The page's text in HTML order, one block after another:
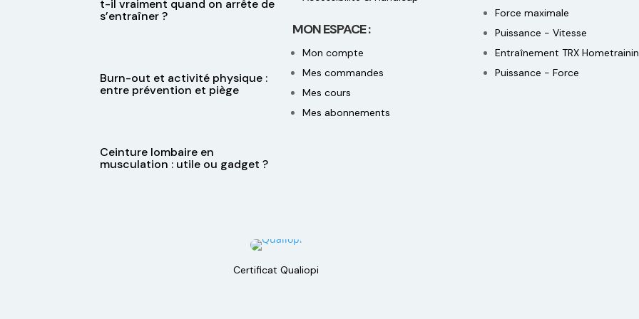
t-il vraiment quand on arrête de
s’entraîner ?
Burn-out et activité physique :
entre prévention et piège
Ceinture lombaire en
musculation : utile ou gadget ?
MON ESPACE :
Mon compte
Mes commandes
Mes cours
Mes abonnements
Force maximale
Puissance - Vitesse
Entraînement TRX
Puissance - Force
Certificat Qualiopi